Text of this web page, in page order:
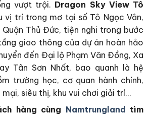
vượt trội. Dragon Sky View Tô
vị trí trong mơ tại số Tô Ngọc Vân,
Quận Thủ Đức, tiện nghi trong bước
giao thông của dự án hoàn hảo
đến Đại lộ Phạm Văn Đồng, Xa
Tân Sơn Nhất, bao quanh là hệ
trường học, cơ quan hành chính,
siêu thị, khu vui chơi giải trí…
hàng cùng Namtrungland tìm